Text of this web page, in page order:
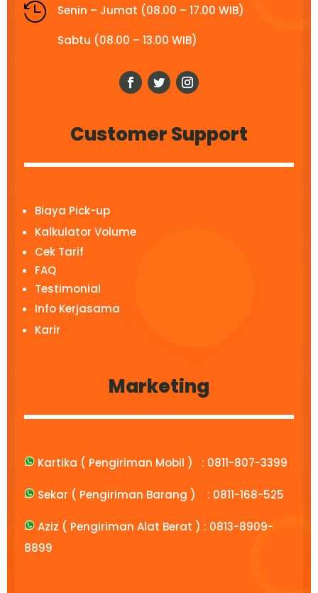

Senin – Jumat (08.00 – 17.00 WIB)
Sabtu (08.00 – 13.00 WIB)
Customer Support
Biaya Pick-up
Kalkulator Volume
Cek Tarif
FAQ
Testimonial
Info Kerjasama
Karir
Marketing
Kartika ( Pengiriman Mobil ) : 0811-807-3399
Sekar ( Pengiriman Barang ) : 0811-168-525
Aziz ( Pengiriman Alat Berat ) : 0813-8909-
8899